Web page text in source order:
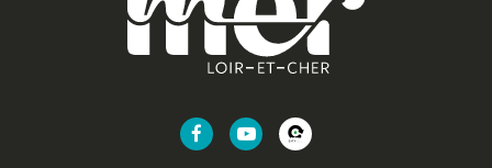
Lien
Lien
Lien